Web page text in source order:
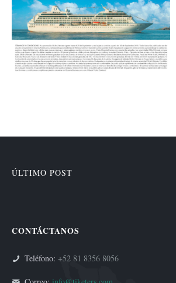
ÚLTIMO POST
CONTÁCTANOS
Teléfono: +52 81 8356 8056